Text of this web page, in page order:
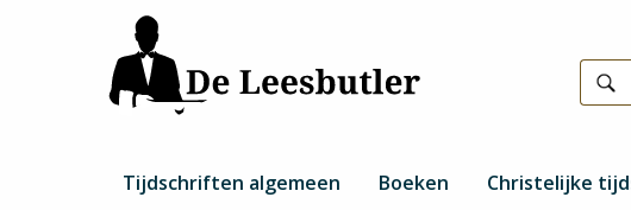
Hoofdnavigatie
Tijdschriften algemeen Boeken Christelijke